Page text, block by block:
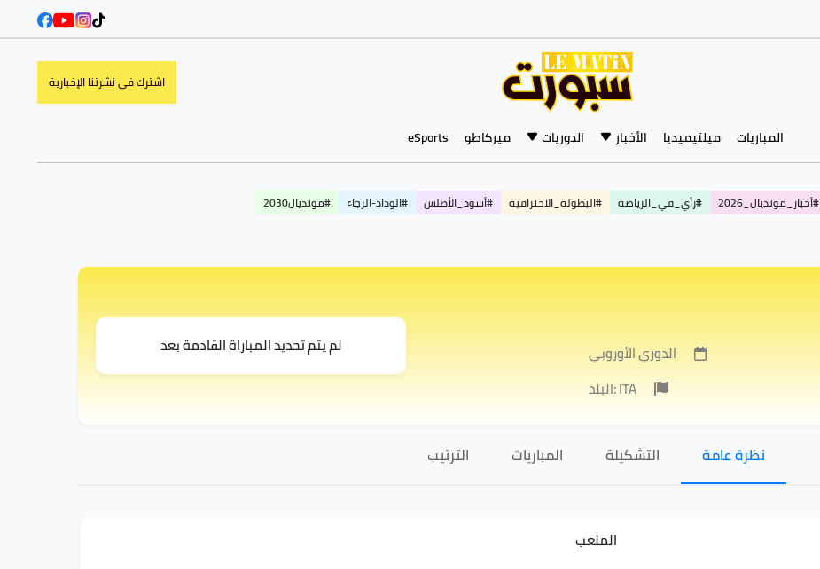
اشترك في نشرتنا الإخبارية
المباريات ميلتيميديا الأخبار الدوريات ميركاطو eSports
#أخبار_مونديال_2026 #رأي_في_الرياضة #البطولة_الاحترافية #أسود_الأطلس #الوداد-الرجاء #مونديال2030
الدوري الأوروبي
البلد: ITA
لم يتم تحديد المباراة القادمة بعد
نظرة عامة التشكيلة المباريات الترتيب
الملعب